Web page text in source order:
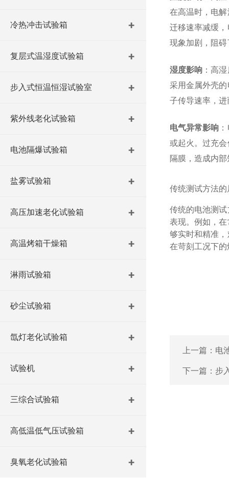
冷热冲击试验箱
复层式温湿度试验箱
步入式恒温恒湿试验室
紫外线老化试验箱
电池隔爆试验箱
盐雾试验箱
高压加速老化试验箱
高温烤箱干燥箱
淋雨试验箱
砂尘试验箱
氙灯老化试验箱
试验机
三综合试验箱
高低温低气压试验箱
臭氧老化试验箱
在高温时，电
迁移速率减缓
现象加剧，阻
湿度影响 ：高
采用金属外壳
子传导速率，
电气异常影响
或起火。过充
隔膜，造成内
传统测试方法的
传统的电池测
表现。例如，
够实时和精准
在苛刻工况下
上一篇： 电
下一篇： 步